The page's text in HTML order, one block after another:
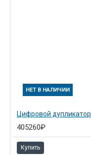
НЕТ В НАЛИЧИИ
405260₽
Купить